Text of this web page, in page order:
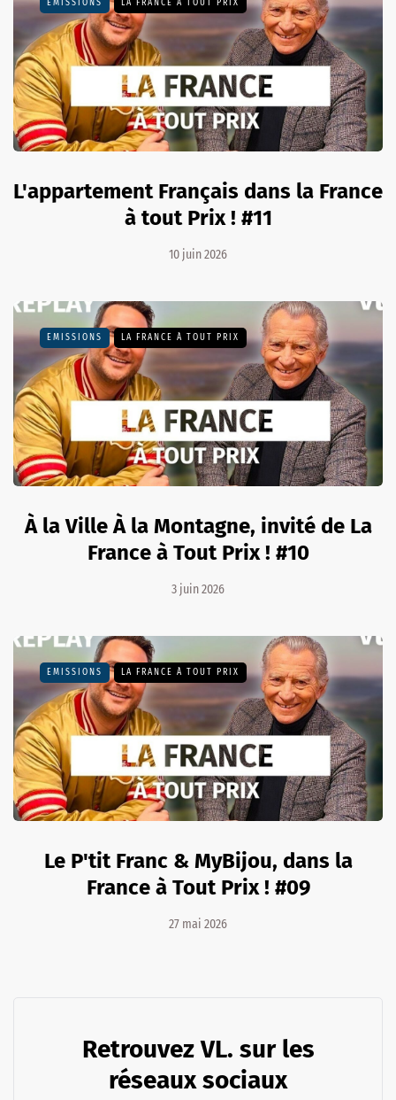
EMISSIONS LA FRANCE À TOUT PRIX
L'appartement Français dans la France
à tout Prix ! #11
10 juin 2026
EMISSIONS LA FRANCE À TOUT PRIX
À la Ville À la Montagne, invité de La
France à Tout Prix ! #10
3 juin 2026
EMISSIONS LA FRANCE À TOUT PRIX
Le P'tit Franc & MyBijou, dans la
France à Tout Prix ! #09
27 mai 2026
Retrouvez VL. sur les
réseaux sociaux